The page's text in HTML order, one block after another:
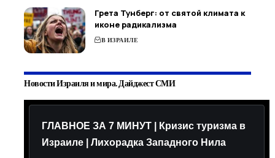
Грета Тунберг: от святой климата к
иконе радикализма
В ИЗРАИЛЕ
Новости Израиля и мира. Дайджест СМИ